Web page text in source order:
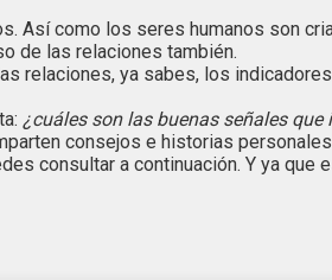
Así como los seres humanos son
de las relaciones también.
relaciones, ya sabes, los
¿cuáles son las buenas señales
consejos e historias
consultar a continuación. Y ya